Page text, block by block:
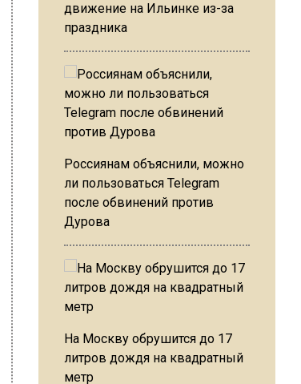
движение на Ильинке из-за
праздника
Россиянам объяснили, можно
ли пользоваться Telegram
после обвинений против
Дурова
На Москву обрушится до 17
литров дождя на квадратный
метр